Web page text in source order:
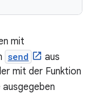
mit
send
aus
mit der Funktion